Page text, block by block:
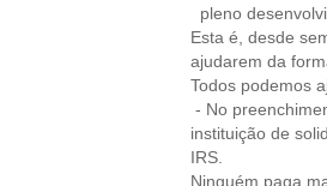
pleno
Esta é, desde
ajudarem da
Todos podemos
- No
instituição de
IRS.
Ninguém paga